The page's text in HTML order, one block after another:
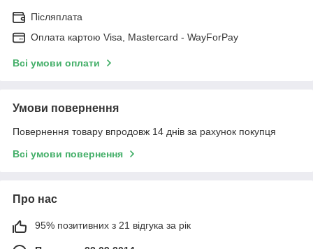
Післяплата
Оплата картою Visa, Mastercard - WayForPay
Всі умови оплати
Умови повернення
Повернення товару впродовж 14 днів за рахунок покупця
Всі умови повернення
Про нас
95% позитивних з 21 відгука за рік